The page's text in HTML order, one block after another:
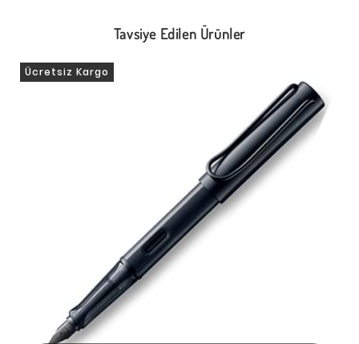
Tavsiye Edilen Ürünler
Ücretsiz Kargo